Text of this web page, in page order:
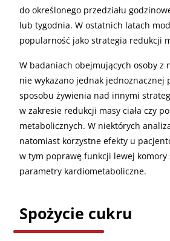
do określonego przedziału
lub tygodnia. W ostatnich latach
popularność jako strategia redukcji
W badaniach obejmujących osoby z
nie wykazano jednak jednoznacznej
sposobu żywienia nad innymi
w zakresie redukcji masy ciała czy
metabolicznych. W niektórych
natomiast korzystne efekty u
w tym poprawę funkcji lewej komory
parametry kardiometaboliczne.
Spożycie cukru